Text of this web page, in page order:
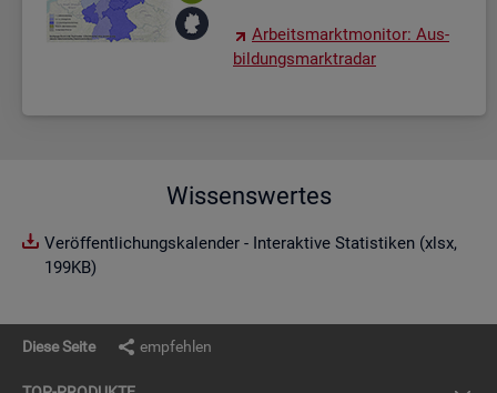
Ar­beits­markt­mo­ni­tor: Aus­
bil­dungs­markt­ra­dar
Wissenswertes
Veröffentlichungskalender - Interaktive Statistiken (xlsx,
199KB)
Diese Seite empfehlen